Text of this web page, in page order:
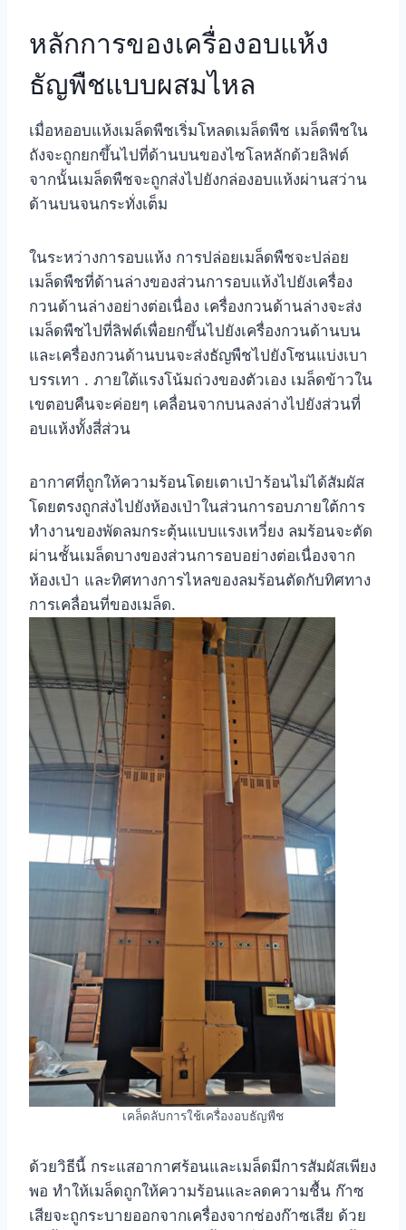
หลักการของเครื่องอบแห้ง
ธัญพืชแบบผสมไหล
เมื่อหออบแห้งเมล็ดพืชเริ่มโหลดเมล็ดพืช เมล็ดพืชใน
ถังจะถูกยกขึ้นไปที่ด้านบนของไซโลหลักด้วยลิฟต์
จากนั้นเมล็ดพืชจะถูกส่งไปยังกล่องอบแห้งผ่านสว่าน
ด้านบนจนกระทั่งเต็ม
ในระหว่างการอบแห้ง การปล่อยเมล็ดพืชจะปล่อย
เมล็ดพืชที่ด้านล่างของส่วนการอบแห้งไปยังเครื่อง
กวนด้านล่างอย่างต่อเนื่อง เครื่องกวนด้านล่างจะส่ง
เมล็ดพืชไปที่ลิฟต์เพื่อยกขึ้นไปยังเครื่องกวนด้านบน
และเครื่องกวนด้านบนจะส่งธัญพืชไปยังโซนแบ่งเบา
บรรเทา . ภายใต้แรงโน้มถ่วงของตัวเอง เมล็ดข้าวใน
เขตอบคืนจะค่อยๆ เคลื่อนจากบนลงล่างไปยังส่วนที่
อบแห้งทั้งสี่ส่วน
อากาศที่ถูกให้ความร้อนโดยเตาเป่าร้อนไม่ได้สัมผัส
โดยตรงถูกส่งไปยังห้องเป่าในส่วนการอบภายใต้การ
ทำงานของพัดลมกระตุ้นแบบแรงเหวี่ยง ลมร้อนจะตัด
ผ่านชั้นเมล็ดบางของส่วนการอบอย่างต่อเนื่องจาก
ห้องเป่า และทิศทางการไหลของลมร้อนตัดกับทิศทาง
การเคลื่อนที่ของเมล็ด.
เคล็ดลับการใช้เครื่องอบธัญพืช
ด้วยวิธีนี้ กระแสอากาศร้อนและเมล็ดมีการสัมผัสเพียง
พอ ทำให้เมล็ดถูกให้ความร้อนและลดความชื้น ก๊าซ
เสียจะถูกระบายออกจากเครื่องจากช่องก๊าซเสีย ด้วย